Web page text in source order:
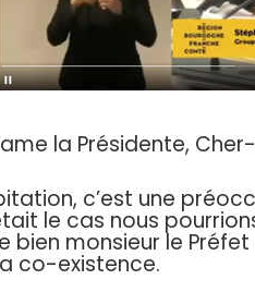
la Présidente,
c’est une
le cas nous
bien monsieur le
co-existence.